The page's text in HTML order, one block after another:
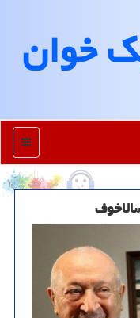
خوان
منو